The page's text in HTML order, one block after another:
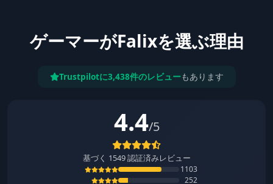
ゲーマーがFalixを選ぶ理由
Trustpilotに3,438件のレビューもあります
4.4/5
基づく 1549認証済みレビュー
1103
252